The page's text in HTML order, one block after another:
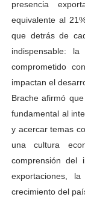
presencia
equivalente al
que detrás de
indispensable:
comprometido
impactan el
Brache afirmó
fundamental al
y acercar temas
una cultura
comprensión del
exportaciones,
crecimiento del